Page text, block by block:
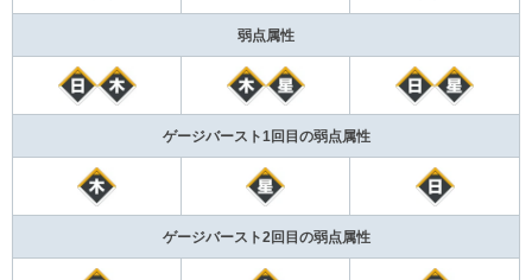
弱点属性
ゲージバースト1回目の弱点属性
ゲージバースト2回目の弱点属性